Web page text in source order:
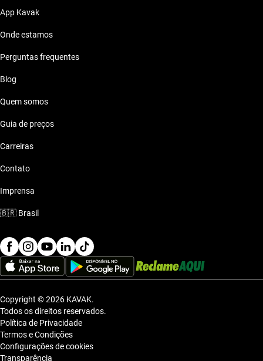
App Kavak
Onde estamos
Perguntas frequentes
Blog
Quem somos
Guia de preços
Carreiras
Contato
Imprensa
🇧🇷 Brasil
Copyright © 2026 KAVAK.
Todos os direitos reservados.
Política de Privacidade
Termos e Condições
Configurações de cookies
Transparência